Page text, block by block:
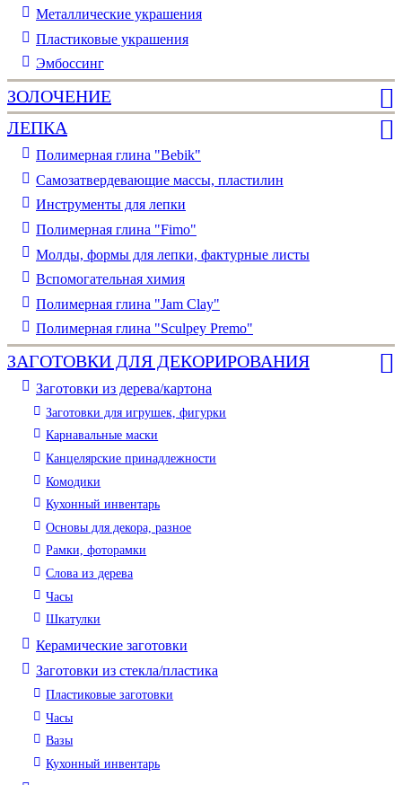
Металлические украшения
Пластиковые украшения
Эмбоссинг
ЗОЛОЧЕНИЕ
ЛЕПКА
Полимерная глина "Bebik"
Самозатвердевающие массы, пластилин
Инструменты для лепки
Полимерная глина "Fimo"
Молды, формы для лепки, фактурные листы
Вспомогательная химия
Полимерная глина "Jam Clay"
Полимерная глина "Sculpey Premo"
ЗАГОТОВКИ ДЛЯ ДЕКОРИРОВАНИЯ
Заготовки из дерева/картона
Заготовки для игрушек, фигурки
Карнавальные маски
Канцелярские принадлежности
Комодики
Кухонный инвентарь
Основы для декора, разное
Рамки, фоторамки
Слова из дерева
Часы
Шкатулки
Керамические заготовки
Заготовки из стекла/пластика
Пластиковые заготовки
Часы
Вазы
Кухонный инвентарь